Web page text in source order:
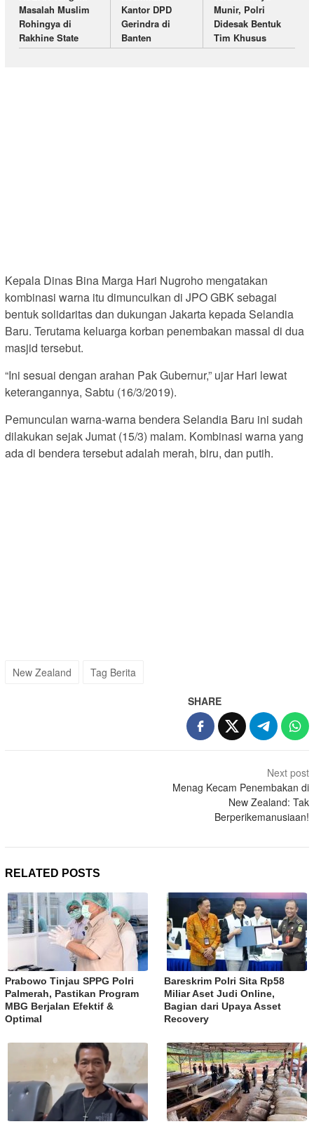
Masalah Muslim
Rohingya di
Rakhine State
Kantor DPD
Gerindra di
Banten
Munir, Polri
Didesak Bentuk
Tim Khusus
Kepala Dinas Bina Marga Hari Nugroho mengatakan
kombinasi warna itu dimunculkan di JPO GBK sebagai
bentuk solidaritas dan dukungan Jakarta kepada Selandia
Baru. Terutama keluarga korban penembakan massal di dua
masjid tersebut.
“Ini sesuai dengan arahan Pak Gubernur,” ujar Hari lewat
keterangannya, Sabtu (16/3/2019).
Pemunculan warna-warna bendera Selandia Baru ini sudah
dilakukan sejak Jumat (15/3) malam. Kombinasi warna yang
ada di bendera tersebut adalah merah, biru, dan putih.
New Zealand Tag Berita
SHARE
Next post
Menag Kecam Penembakan di
New Zealand: Tak
Berperikemanusiaan!
RELATED POSTS
Prabowo Tinjau SPPG Polri
Palmerah, Pastikan Program
MBG Berjalan Efektif &
Optimal
Bareskrim Polri Sita Rp58
Miliar Aset Judi Online,
Bagian dari Upaya Asset
Recovery